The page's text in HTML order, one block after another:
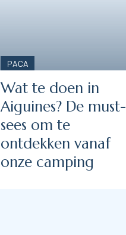
PACA
Wat te doen in
Aiguines? De must-
sees om te
ontdekken vanaf
onze camping